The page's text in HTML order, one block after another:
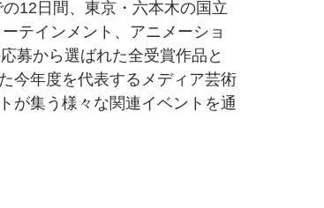
12日間、東京・六本木の国立
テインメント、アニメーショ
募から選ばれた全受賞作品と
今年度を代表するメディア芸術
が集う様々な関連イベントを通